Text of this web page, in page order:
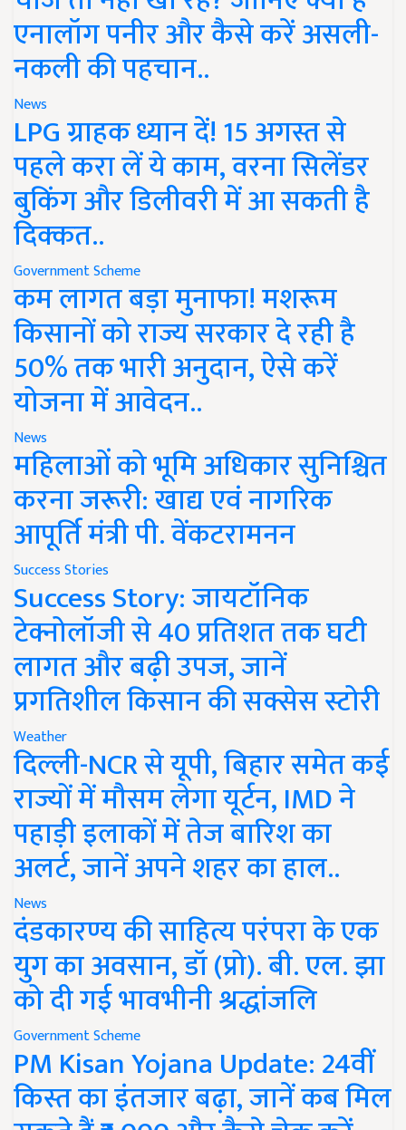
एनालॉग पनीर और कैसे करें असली-
नकली की पहचान..
News
LPG ग्राहक ध्यान दें! 15 अगस्त से
पहले करा लें ये काम, वरना सिलेंडर
बुकिंग और डिलीवरी में आ सकती है
दिक्कत..
Government Scheme
कम लागत बड़ा मुनाफा! मशरूम
किसानों को राज्य सरकार दे रही है
50% तक भारी अनुदान, ऐसे करें
योजना में आवेदन..
News
महिलाओं को भूमि अधिकार सुनिश्चित
करना जरूरी: खाद्य एवं नागरिक
आपूर्ति मंत्री पी. वेंकटरामनन
Success Stories
Success Story: जायटॉनिक
टेक्नोलॉजी से 40 प्रतिशत तक घटी
लागत और बढ़ी उपज, जानें
प्रगतिशील किसान की सक्सेस स्टोरी
Weather
दिल्ली-NCR से यूपी, बिहार समेत कई
राज्यों में मौसम लेगा यूर्टन, IMD ने
पहाड़ी इलाकों में तेज बारिश का
अलर्ट, जानें अपने शहर का हाल..
News
दंडकारण्य की साहित्य परंपरा के एक
युग का अवसान, डॉ (प्रो). बी. एल. झा
को दी गई भावभीनी श्रद्धांजलि
Government Scheme
PM Kisan Yojana Update: 24वीं
किस्त का इंतजार बढ़ा, जानें कब मिल